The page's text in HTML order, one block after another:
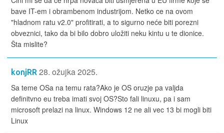
bave IT-em i obrambenom industrijom. Netko ce na ovom
"hladnom ratu v2.0" profitirati, a to sigurno neće biti porezni
obveznici, tako da bi bilo dobro uložiti neku kintu u te dionice.
Šta mislite?
konjRR 28. ožujka 2025.
Sa teme OSa na temu rata?Ako je OS oruzje pa valjda
definitvno eu treba imati svoj OS?Sto fali linuxu, pa i sam
microsoft prelazi na linux. Windows 12 ne ali vec 13 bi mogli biti
Linux